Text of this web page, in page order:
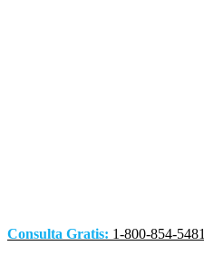
Consulta Gratis: 1-800-854-5481